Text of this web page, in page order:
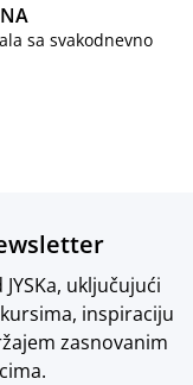
sa svakodnevno
uključujući
inspiraciju
zasnovanim